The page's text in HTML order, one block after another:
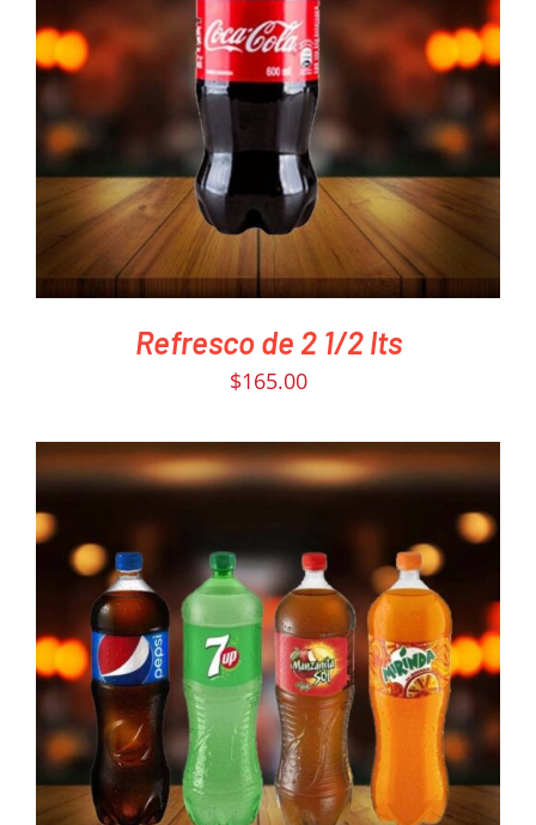
PEDIR AHORA
DETAILS
Refresco de 2 1/2 lts
$165.00
PEDIR AHORA
/
DETAILS